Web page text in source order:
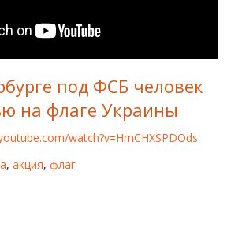
FOR FREEDOMпод ФСБ человек
на флаге Украины
watch?v=HmCHXSPDOds
, акция, флаг